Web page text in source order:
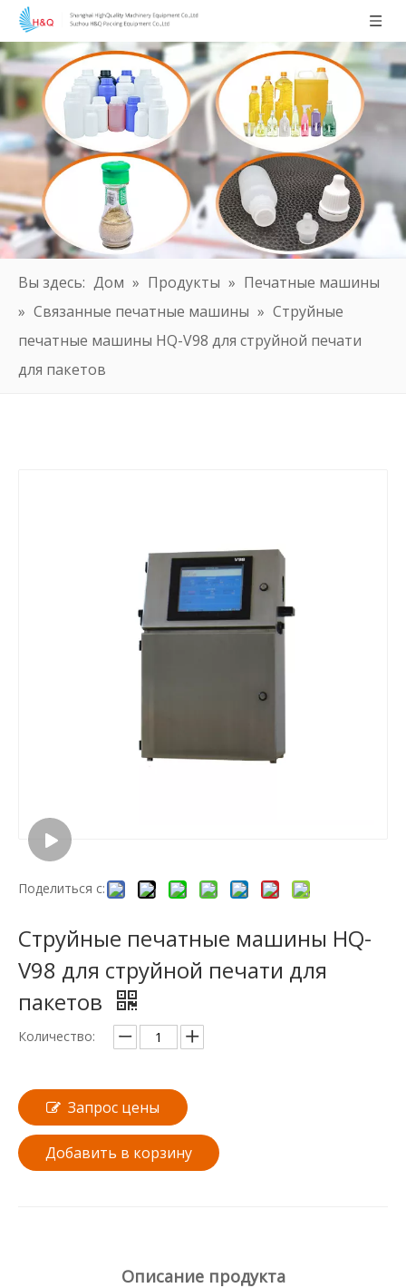
Вы здесь: Дом » Продукты » Печатные машины
» Связанные печатные машины » Струйные
печатные машины HQ-V98 для струйной печати
для пакетов
Поделиться с:
Струйные печатные машины HQ-
V98 для струйной печати для
пакетов
Количество:
Запрос цены
Добавить в корзину
Описание продукта